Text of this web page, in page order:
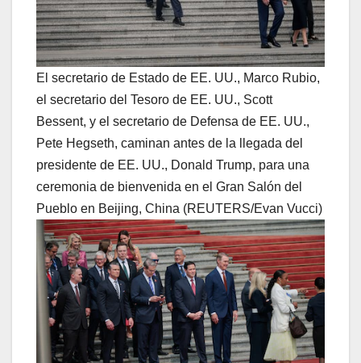
El secretario de Estado de EE. UU., Marco Rubio,
el secretario del Tesoro de EE. UU., Scott
Bessent, y el secretario de Defensa de EE. UU.,
Pete Hegseth, caminan antes de la llegada del
presidente de EE. UU., Donald Trump, para una
ceremonia de bienvenida en el Gran Salón del
Pueblo en Beijing, China (REUTERS/Evan Vucci)